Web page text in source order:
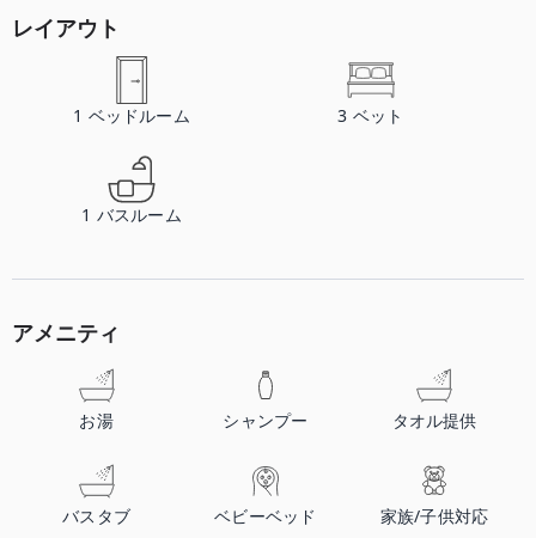
レイアウト
1 ベッドルーム 3 ベット
1 バスルーム
アメニティ
お湯 シャンプー タオル提供
バスタブ ベビーベッド 家族/子供対応